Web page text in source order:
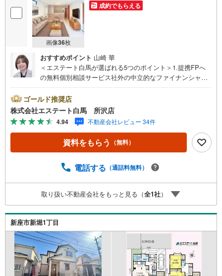
画像36枚
成約でもらえる
おすすめポイント 山崎 華
＜エステート白馬が選ばれる5つのポイント＞1.提携FPへ
の無料個別相談サービス社外の中立的なファイナンシャル
や学費等も含めてシミュレーションをご提案できます2.物
件情報が豊富所沢市を中心にたくさんの情報をご用意して
おります。インターネット広告前の物件も多数取り揃えて
おります。お客様のご希望エリアをお申し付けください。
3.自社グループでリフォーム、新築請負所沢店の3階はリフ
ォーム、注文建築部門の相談スペースです。一級建築士を
て、リフォームや注文建築についてご相談頂けます4.年中
～19:00 この時間はお電話でのお問合わせがスムーズです
5.お子様連れでおこしくださいキッズスペース、授乳室、
オムツ替えベッド、アンパンマンジュースをご用意してお
ります。ご見学ご希望の方は、右上の“室内・現地を見学す
る（無料）をボタンからご予約ください。
ゴールド推奨店
株式会社エステート白馬 所沢店
4.94 不動産会社レビュー 34件
資料をもらう （無料）
電話する （通話料無料）
取り扱い不動産会社をもっと見る（全1社）
新座市新堀1丁目